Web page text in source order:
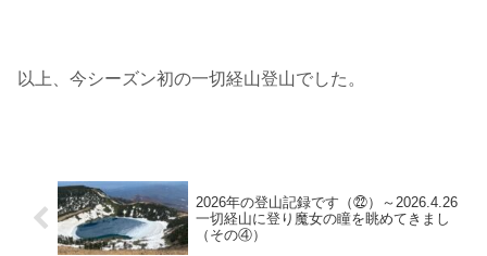
以上、今シーズン初の一切経山登山でした。
2026年の登山記録です（㉒）～2026.4.26
一切経山に登り魔女の瞳を眺めてきまし
（その④）